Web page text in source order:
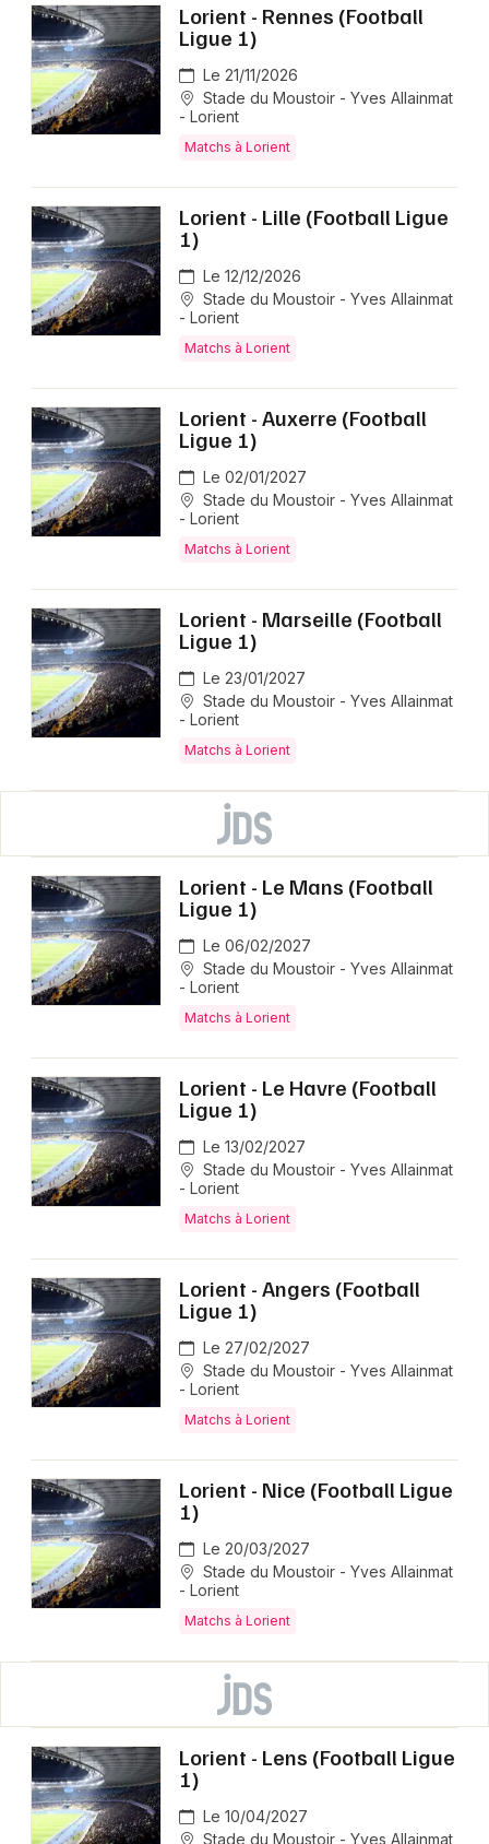
Lorient - Rennes (Football
Ligue 1)
Le 21/11/2026
Stade du Moustoir - Yves Allainmat
- Lorient
Matchs à Lorient
Lorient - Lille (Football Ligue
1)
Le 12/12/2026
Stade du Moustoir - Yves Allainmat
- Lorient
Matchs à Lorient
Lorient - Auxerre (Football
Ligue 1)
Le 02/01/2027
Stade du Moustoir - Yves Allainmat
- Lorient
Matchs à Lorient
Lorient - Marseille (Football
Ligue 1)
Le 23/01/2027
Stade du Moustoir - Yves Allainmat
- Lorient
Matchs à Lorient
Lorient - Le Mans (Football
Ligue 1)
Le 06/02/2027
Stade du Moustoir - Yves Allainmat
- Lorient
Matchs à Lorient
Lorient - Le Havre (Football
Ligue 1)
Le 13/02/2027
Stade du Moustoir - Yves Allainmat
- Lorient
Matchs à Lorient
Lorient - Angers (Football
Ligue 1)
Le 27/02/2027
Stade du Moustoir - Yves Allainmat
- Lorient
Matchs à Lorient
Lorient - Nice (Football Ligue
1)
Le 20/03/2027
Stade du Moustoir - Yves Allainmat
- Lorient
Matchs à Lorient
Lorient - Lens (Football Ligue
1)
Le 10/04/2027
Stade du Moustoir - Yves Allainmat